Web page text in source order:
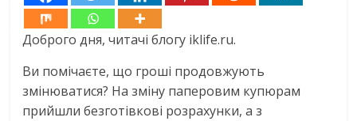
Доброго дня, читачі блогу iklife.ru.
Ви помічаєте, що гроші продовжують
змінюватися? На зміну паперовим купюрам
прийшли безготівкові розрахунки, а з